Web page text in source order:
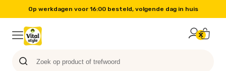
Op werkdagen voor 16:00 besteld, volgende dag in huis